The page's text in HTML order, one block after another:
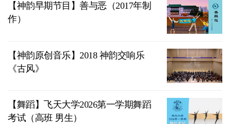
【神韵早期节目】善与恶（2017年制
作）
【神韵原创音乐】2018 神韵交响乐
《古风》
【舞蹈】飞天大学2026第一学期舞蹈
考试（高班 男生）